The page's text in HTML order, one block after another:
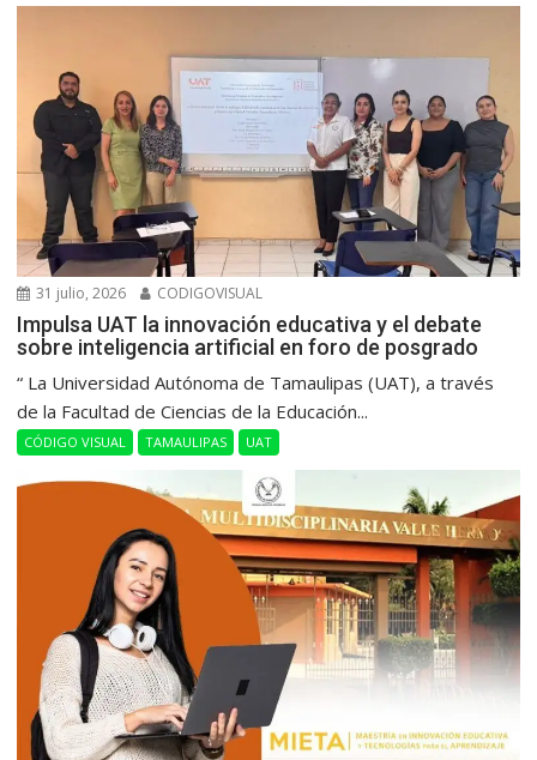
31 julio, 2026 CODIGOVISUAL
Impulsa UAT la innovación educativa y el debate
sobre inteligencia artificial en foro de posgrado
“ La Universidad Autónoma de Tamaulipas (UAT), a través
de la Facultad de Ciencias de la Educación...
CÓDIGO VISUAL TAMAULIPAS UAT